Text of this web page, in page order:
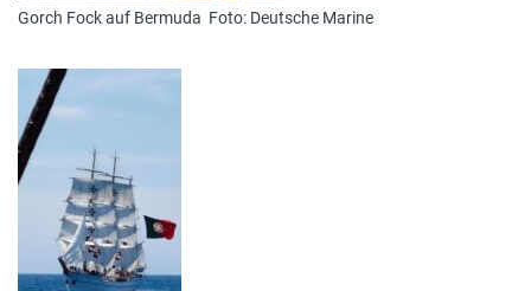
Gorch Fock auf Bermuda Foto: Deutsche Marine